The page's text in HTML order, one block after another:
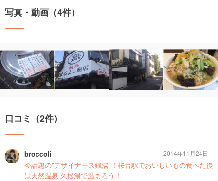
写真・動画（4件）
口コミ（2件）
broccoli
今話題の"デザイナーズ銭湯"！桜台駅でおいしいもの食べた後
は天然温泉 久松湯で温まろう！
2014年11月24日